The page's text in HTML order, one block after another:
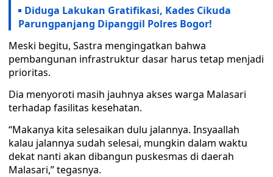
Diduga Lakukan Gratifikasi, Kades Cikuda
Parungpanjang Dipanggil Polres Bogor!
Meski begitu, Sastra mengingatkan bahwa
pembangunan infrastruktur dasar harus tetap menjadi
prioritas.
Dia menyoroti masih jauhnya akses warga Malasari
terhadap fasilitas kesehatan.
“Makanya kita selesaikan dulu jalannya. Insyaallah
kalau jalannya sudah selesai, mungkin dalam waktu
dekat nanti akan dibangun puskesmas di daerah
Malasari,” tegasnya.